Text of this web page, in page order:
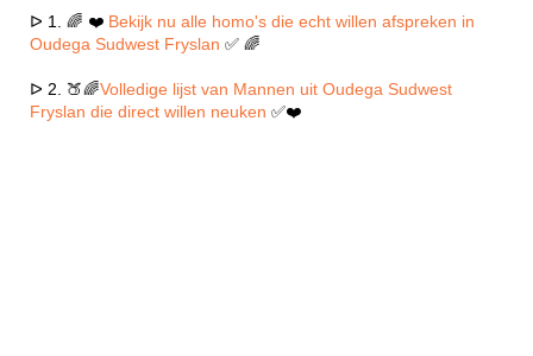
ᐅ 1. 🌈 ❤️ Bekijk nu alle homo's die echt willen afspreken in
Oudega Sudwest Fryslan ✅ 🌈
ᐅ 2. 🍑🌈Volledige lijst van Mannen uit Oudega Sudwest
Fryslan die direct willen neuken ✅❤️